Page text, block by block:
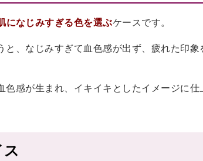
になじみすぎる色を選ぶケースです。
、なじみすぎて血色感が出ず、疲れた印象
感が生まれ、イキイキとしたイメージに仕